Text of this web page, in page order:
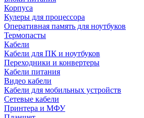
Корпуса
Кулеры для процессора
Оперативная память для ноутбуков
Термопасты
Кабели
Кабели для ПК и ноутбуков
Переходники и конвертеры
Кабели питания
Видео кабели
Кабели для мобильных устройств
Сетевые кабели
Принтера и МФУ